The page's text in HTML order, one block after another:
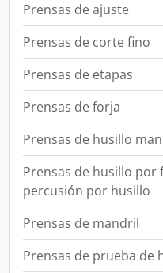
Prensas de ajuste
Prensas de corte fino
Prensas de etapas
Prensas de forja
Prensas de husillo
Prensas de husillo por
percusión por husillo
Prensas de mandril
Prensas de prueba de